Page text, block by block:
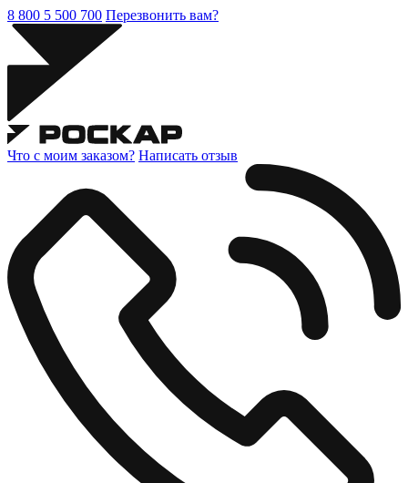
8 800 5 500 700 Перезвонить вам?
Что с моим заказом? Написать отзыв